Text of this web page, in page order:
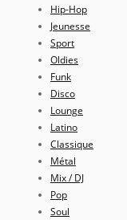
Hip-Hop
Jeunesse
Sport
Oldies
Funk
Disco
Lounge
Latino
Classique
Métal
Mix / DJ
Pop
Soul